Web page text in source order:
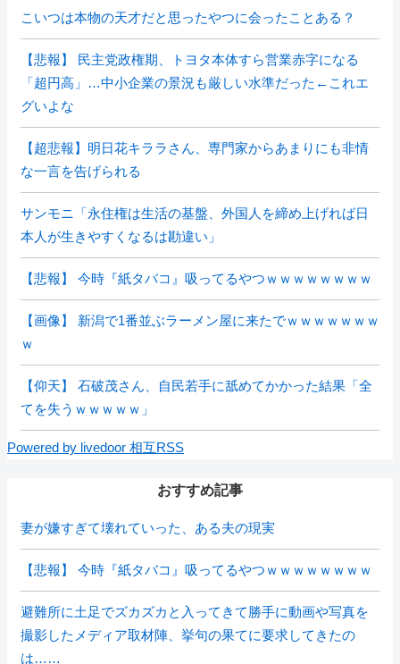
こいつは本物の天才だと思ったやつに会ったことある？
【悲報】 民主党政権期、トヨタ本体すら営業赤字になる
「超円高」…中小企業の景況も厳しい水準だった←これエ
グいよな
【超悲報】明日花キララさん、専門家からあまりにも非情
な一言を告げられる
サンモニ「永住権は生活の基盤、外国人を締め上げれば日
本人が生きやすくなるは勘違い」
【悲報】 今時『紙タバコ』吸ってるやつｗｗｗｗｗｗｗｗ
【画像】 新潟で1番並ぶラーメン屋に来たでｗｗｗｗｗｗｗ
ｗ
【仰天】 石破茂さん、自民若手に舐めてかかった結果「全
てを失うｗｗｗｗｗ」
Powered by livedoor 相互RSS
おすすめ記事
妻が嫌すぎて壊れていった、ある夫の現実
【悲報】 今時『紙タバコ』吸ってるやつｗｗｗｗｗｗｗｗ
避難所に土足でズカズカと入ってきて勝手に動画や写真を
撮影したメディア取材陣、挙句の果てに要求してきたの
は……